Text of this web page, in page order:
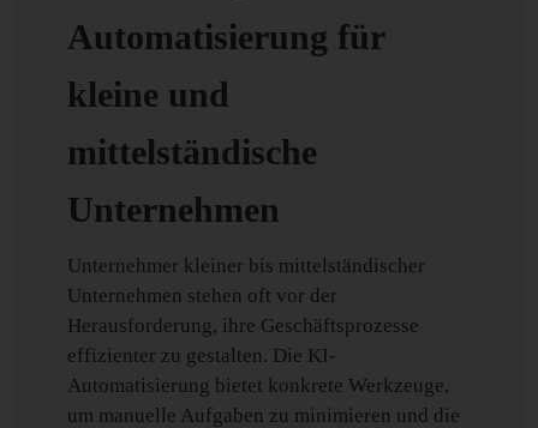
Automatisierung für
kleine und
mittelständische
Unternehmen
Unternehmer kleiner bis mittelständischer
Unternehmen stehen oft vor der
Herausforderung, ihre Geschäftsprozesse
effizienter zu gestalten. Die KI-
Automatisierung bietet konkrete Werkzeuge,
um manuelle Aufgaben zu minimieren und die